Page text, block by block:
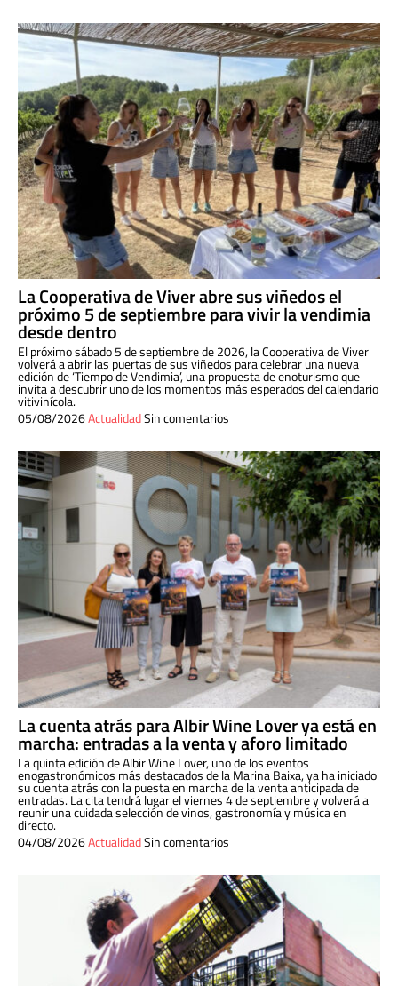
La Cooperativa de Viver abre sus viñedos el
próximo 5 de septiembre para vivir la vendimia
desde dentro
El próximo sábado 5 de septiembre de 2026, la Cooperativa de Viver
volverá a abrir las puertas de sus viñedos para celebrar una nueva
edición de ‘Tiempo de Vendimia’, una propuesta de enoturismo que
invita a descubrir uno de los momentos más esperados del calendario
vitivinícola.
05/08/2026ActualidadSin comentarios
La cuenta atrás para Albir Wine Lover ya está en
marcha: entradas a la venta y aforo limitado
La quinta edición de Albir Wine Lover, uno de los eventos
enogastronómicos más destacados de la Marina Baixa, ya ha iniciado
su cuenta atrás con la puesta en marcha de la venta anticipada de
entradas. La cita tendrá lugar el viernes 4 de septiembre y volverá a
reunir una cuidada selección de vinos, gastronomía y música en
directo.
04/08/2026ActualidadSin comentarios